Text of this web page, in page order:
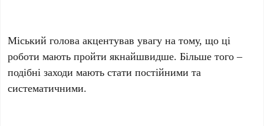
Міський голова акцентував увагу на тому, що ці
роботи мають пройти якнайшвидше. Більше того –
подібні заходи мають стати постійними та
систематичними.